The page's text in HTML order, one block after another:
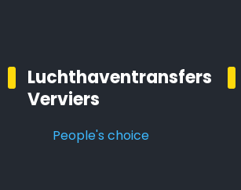
Luchthaventransfers
Verviers
People's choice